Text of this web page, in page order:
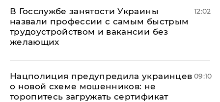
В Госслужбе занятости Украины
назвали профессии с самым быстрым
трудоустройством и вакансии без
желающих
12:02
Нацполиция предупредила украинцев
о новой схеме мошенников: не
торопитесь загружать сертификат
09:10